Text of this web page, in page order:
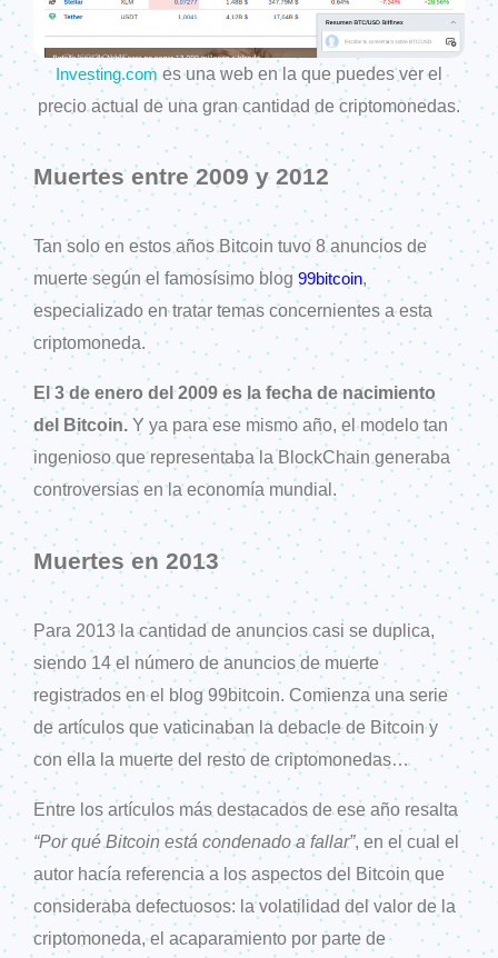
Investing.com es una web en la que puedes ver el
precio actual de una gran cantidad de criptomonedas.
Muertes entre 2009 y 2012
Tan solo en estos años Bitcoin tuvo 8 anuncios de
muerte según el famosísimo blog 99bitcoin,
especializado en tratar temas concernientes a esta
criptomoneda.
El 3 de enero del 2009 es la fecha de nacimiento
del Bitcoin.Y ya para ese mismo año, el modelo tan
ingenioso que representaba la BlockChain generaba
controversias en la economía mundial.
Muertes en 2013
Para 2013 la cantidad de anuncios casi se duplica,
siendo 14 el número de anuncios de muerte
registrados en el blog 99bitcoin. Comienza una serie
de artículos que vaticinaban la debacle de Bitcoin y
con ella la muerte del resto de criptomonedas…
Entre los artículos más destacados de ese año resalta
“Por qué Bitcoin está condenado a fallar”, en el cual el
autor hacía referencia a los aspectos del Bitcoin que
consideraba defectuosos: la volatilidad del valor de la
criptomoneda, el acaparamiento por parte de